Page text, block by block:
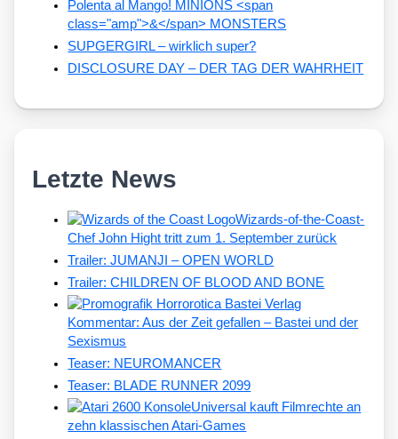
Polenta al Mango! MINIONS <span
class="amp">&</span> MONSTERS
SUPGERGIRL – wirklich super?
DISCLOSURE DAY – DER TAG DER WAHRHEIT
Letzte News
Wizards-of-the-Coast-
Chef John Hight tritt zum 1. September zurück
Trailer: JUMANJI – OPEN WORLD
Trailer: CHILDREN OF BLOOD AND BONE
Kommentar: Aus der Zeit gefallen – Bastei und der
Sexismus
Teaser: NEUROMANCER
Teaser: BLADE RUNNER 2099
Universal kauft Filmrechte an
zehn klassischen Atari-Games